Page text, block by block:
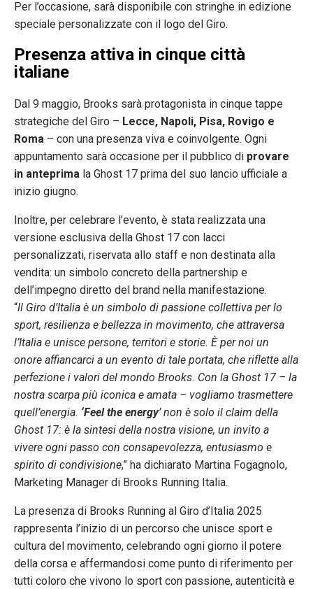
Per l’occasione, sarà disponibile con stringhe in edizione
speciale personalizzate con il logo del Giro.
Presenza attiva in cinque città
italiane
Dal 9 maggio, Brooks sarà protagonista in cinque tappe
strategiche del Giro – Lecce, Napoli, Pisa, Rovigo e
Roma – con una presenza viva e coinvolgente. Ogni
appuntamento sarà occasione per il pubblico di provare
in anteprima la Ghost 17 prima del suo lancio ufficiale a
inizio giugno.
Inoltre, per celebrare l’evento, è stata realizzata una
versione esclusiva della Ghost 17 con lacci
personalizzati, riservata allo staff e non destinata alla
vendita: un simbolo concreto della partnership e
dell’impegno diretto del brand nella manifestazione.
“Il Giro d’Italia è un simbolo di passione collettiva per lo
sport, resilienza e bellezza in movimento, che attraversa
l’Italia e unisce persone, territori e storie. È per noi un
onore affiancarci a un evento di tale portata, che riflette alla
perfezione i valori del mondo Brooks. Con la Ghost 17 – la
nostra scarpa più iconica e amata – vogliamo trasmettere
quell’energia. ‘Feel the energy’ non è solo il claim della
Ghost 17: è la sintesi della nostra visione, un invito a
vivere ogni passo con consapevolezza, entusiasmo e
spirito di condivisione,” ha dichiarato Martina Fogagnolo,
Marketing Manager di Brooks Running Italia.
La presenza di Brooks Running al Giro d’Italia 2025
rappresenta l’inizio di un percorso che unisce sport e
cultura del movimento, celebrando ogni giorno il potere
della corsa e affermandosi come punto di riferimento per
tutti coloro che vivono lo sport con passione, autenticità e